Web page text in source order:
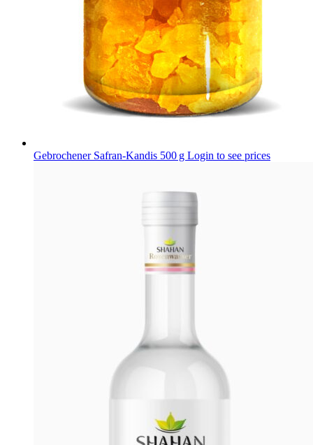
Gebrochener Safran-Kandis 500 g Login to see prices